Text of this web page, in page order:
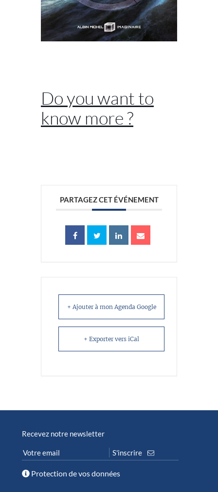
Do you want to
know more ?
PARTAGEZ CET ÉVÉNEMENT
+ Ajouter à mon Agenda Google
+ Exporter vers iCal
Recevez notre newsletter
Protection de vos données